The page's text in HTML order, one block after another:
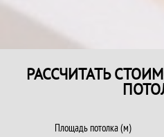
РАССЧИТАТЬ
Площадь потолка (м)